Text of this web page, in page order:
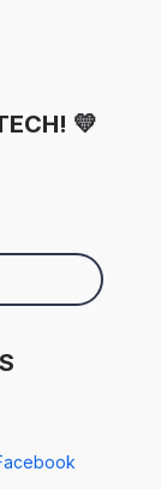
💛